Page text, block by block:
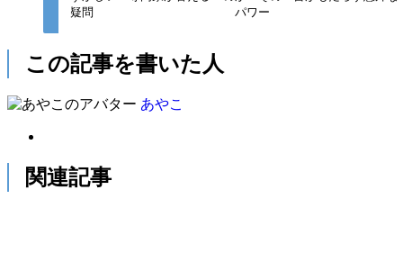
疑問
パワー
この記事を書いた人
あやこ
関連記事